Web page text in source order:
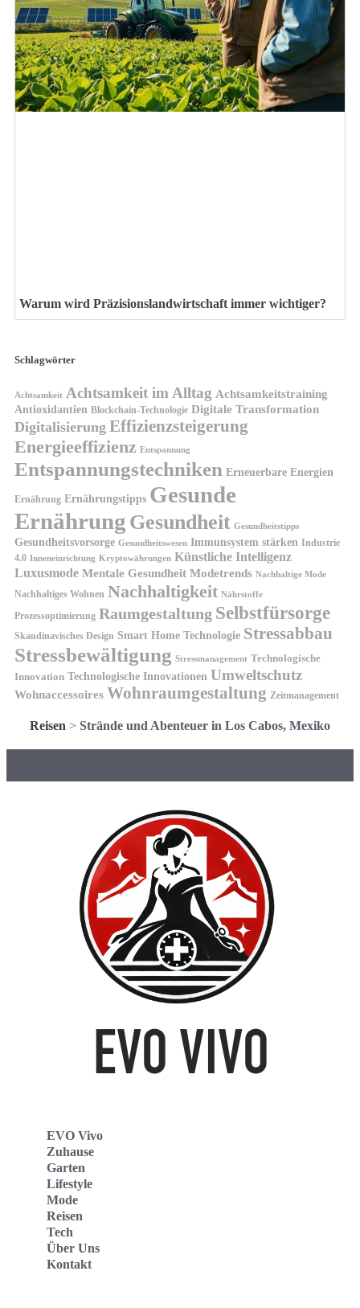
Warum wird Präzisionslandwirtschaft immer wichtiger?
Schlagwörter
Achtsamkeit Achtsamkeit im Alltag Achtsamkeitstraining
Antioxidantien Blockchain-Technologie Digitale Transformation
Digitalisierung Effizienzsteigerung
Energieeffizienz Entspannung
Entspannungstechniken Erneuerbare Energien
Ernährung Ernährungstipps Gesunde
Ernährung Gesundheit Gesundheitstipps
Gesundheitsvorsorge Gesundheitswesen Immunsystem stärken Industrie
4.0 Inneneinrichtung Kryptowährungen Künstliche Intelligenz
Luxusmode Mentale Gesundheit Modetrends Nachhaltige Mode
Nachhaltiges Wohnen Nachhaltigkeit Nährstoffe
Prozessoptimierung Raumgestaltung Selbstfürsorge
Skandinavisches Design Smart Home Technologie Stressabbau
Stressbewältigung Stressmanagement Technologische
Innovation Technologische Innovationen Umweltschutz
Wohnaccessoires Wohnraumgestaltung Zeitmanagement
Reisen > Strände und Abenteuer in Los Cabos, Mexiko
EVO Vivo
Zuhause
Garten
Lifestyle
Mode
Reisen
Tech
Über Uns
Kontakt